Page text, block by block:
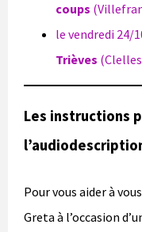
coups
le vendredi 24/
Trièves
Les instructions
Pour vous aider à
Greta à l’occasion